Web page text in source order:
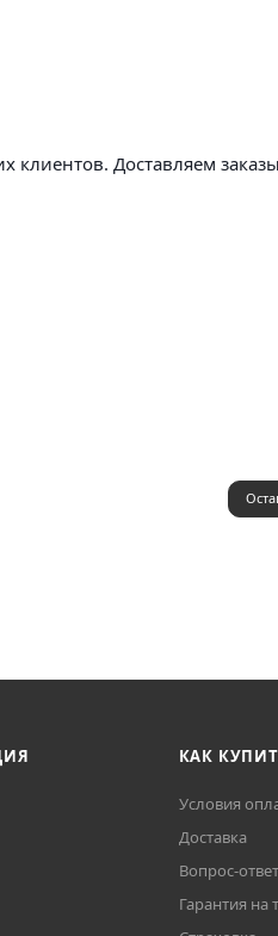
Доставляем
КАК
Условия
Доставка
Вопрос-ответ
Гарантия на